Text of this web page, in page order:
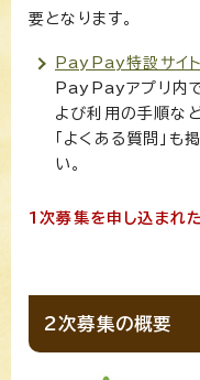
要となります。
PayPay特設サイト
PayPayアプリ内で
よび利用の手順な
「よくある質問」も
い。
1次募集を申し込まれ
2次募集の概要